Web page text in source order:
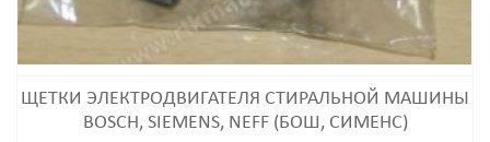
ЩЕТКИ ЭЛЕКТРОДВИГАТЕЛЯ СТИРАЛЬНОЙ МАШИНЫ
BOSCH, SIEMENS, NEFF (БОШ, СИМЕНС)